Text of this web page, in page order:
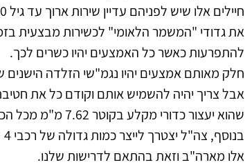
את גדודי "המשמר הלאומי" לכשירות מבצעית
להתפרעות כאשר כל האמצעים יהיו כשרים לכך.
חלק מאותם אמצעים יהיו נגמ"שי הזלדה
אבל צריך יהיה להשמיש אותם וקודם כל את
שהוא יעצור כדורי מקלע בקוטר 7.62 מ"מ מכל הכיוונים.
אלו מארה"ב וזאת בהתאם לדרישות שלנו.